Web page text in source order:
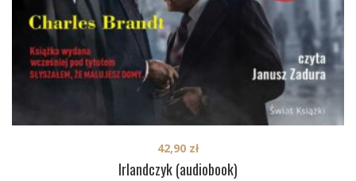
Irlandczyk (audiobook)
42,90 zł